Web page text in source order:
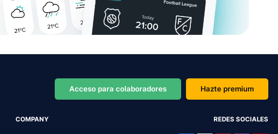
Acceso para colaboradores Hazte premium
COMPANY REDES SOCIALES